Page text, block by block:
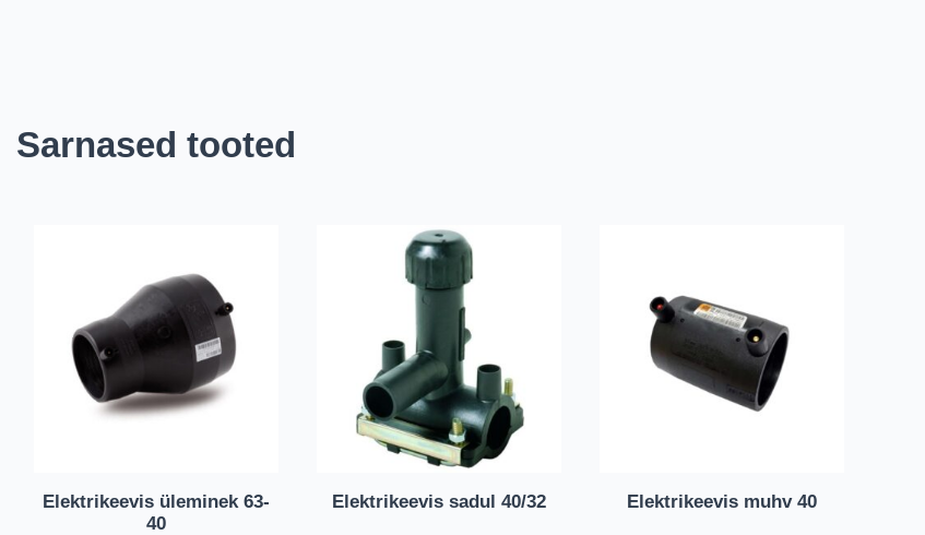
Sarnased tooted
Elektrikeevis üleminek 63-
40
Elektrikeevis sadul 40/32 Elektrikeevis muhv 40